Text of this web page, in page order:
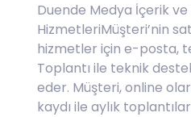
Duende Medya İçerik
HizmetleriMüşteri’nin
hizmetler için e-posta,
Toplantı ile teknik
eder. Müşteri, online
kaydı ile aylık